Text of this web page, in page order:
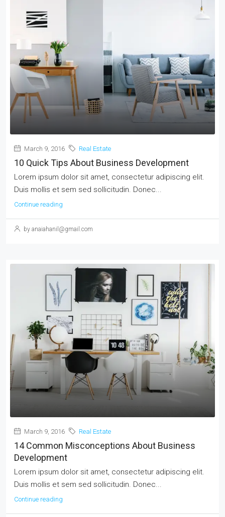
March 9, 2016 Real Estate
10 Quick Tips About Business Development
Lorem ipsum dolor sit amet, consectetur adipiscing elit.
Duis mollis et sem sed sollicitudin. Donec...
Continue reading
by anaiahanil@gmail.com
March 9, 2016 Real Estate
14 Common Misconceptions About Business
Development
Lorem ipsum dolor sit amet, consectetur adipiscing elit.
Duis mollis et sem sed sollicitudin. Donec...
Continue reading